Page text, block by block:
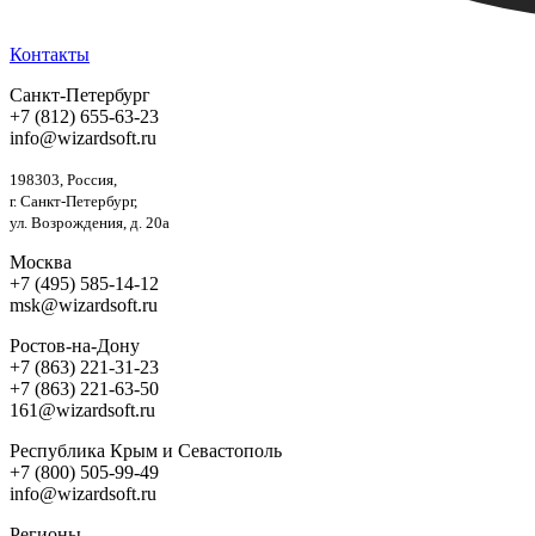
Контакты
Санкт-Петербург
+7 (812) 655-63-23
info@wizardsoft.ru
198303, Россия,
г. Санкт-Петербург,
ул. Возрождения, д. 20а
Москва
+7 (495) 585-14-12
msk@wizardsoft.ru
Ростов-на-Дону
+7 (863) 221-31-23
+7 (863) 221-63-50
161@wizardsoft.ru
Республика Крым и Севастополь
+7 (800) 505-99-49
info@wizardsoft.ru